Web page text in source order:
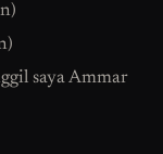
saya Ammar